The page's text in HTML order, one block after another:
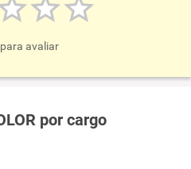
avaliar
por cargo